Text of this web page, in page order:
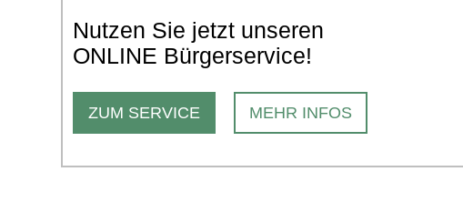
Nutzen Sie jetzt unseren
ONLINE Bürgerservice!
ZUM SERVICE MEHR INFOS